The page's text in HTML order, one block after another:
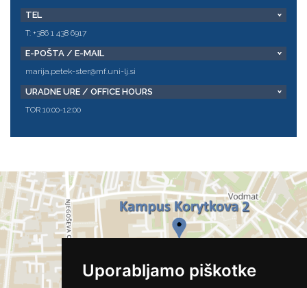
Uporabljamo piškotke
TEL
T: +386 1 438 6917
E-POŠTA / E-MAIL
marija.petek-ster@mf.uni-lj.si
URADNE URE / OFFICE HOURS
TOR 10:00-12:00